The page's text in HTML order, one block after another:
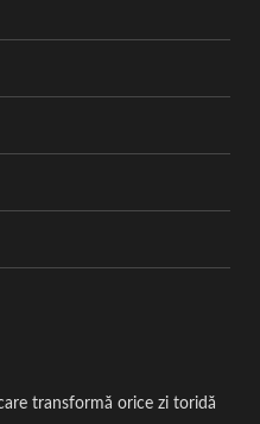
transformă orice zi toridă